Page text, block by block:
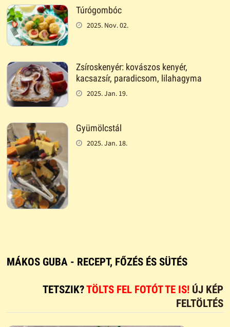
Túrógombóc
2025. Nov. 02.
Zsíroskenyér: kovászos kenyér,
kacsazsír, paradicsom, lilahagyma
2025. Jan. 19.
Gyümölcstál
2025. Jan. 18.
MÁKOS GUBA - RECEPT, FŐZÉS ÉS SÜTÉS
TETSZIK?TÖLTS FEL FOTÓT TE IS! ÚJ KÉP
FELTÖLTÉS